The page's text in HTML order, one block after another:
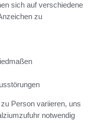
sich auf verschiedene
zu
Person variieren, uns
notwendig